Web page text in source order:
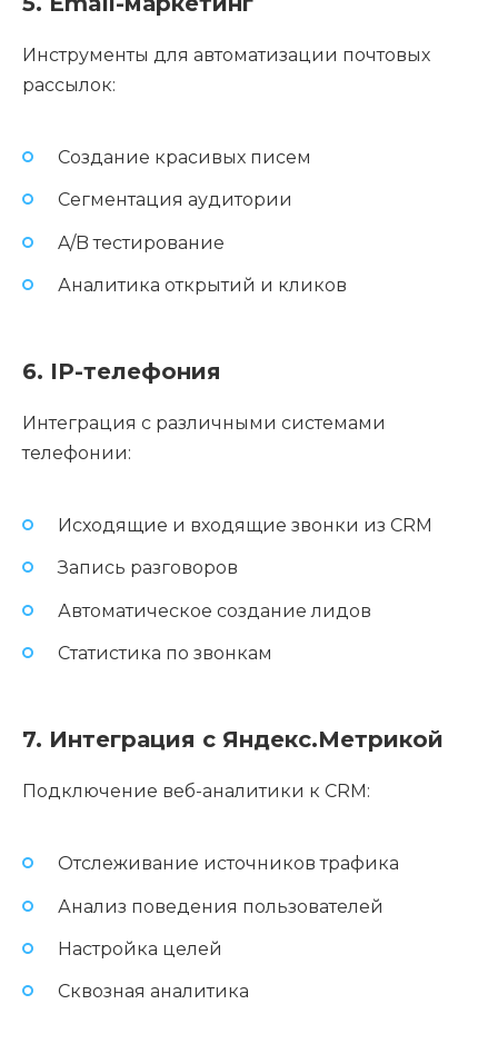
Инструменты для автоматизации почтовых
рассылок:
Создание красивых писем
Сегментация аудитории
A/B тестирование
Аналитика открытий и кликов
6. IP-телефония
Интеграция с различными системами
телефонии:
Исходящие и входящие звонки из CRM
Запись разговоров
Автоматическое создание лидов
Статистика по звонкам
7. Интеграция с Яндекс.Метрикой
Подключение веб-аналитики к CRM:
Отслеживание источников трафика
Анализ поведения пользователей
Настройка целей
Сквозная аналитика